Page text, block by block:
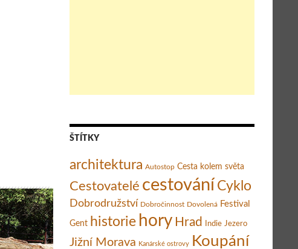
ŠTÍTKY
architektura Autostop Cesta kolem světa
Cestovatelé cestování Cyklo
Dobrodružství Dobročinnost Dovolená Festival
Gent historie hory Hrad Indie Jezero
Jižní Morava Kanárské ostrovy Koupání